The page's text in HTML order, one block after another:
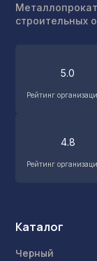
строительных
5.0
Рейтинг
4.8
Рейтинг
Каталог
Черный